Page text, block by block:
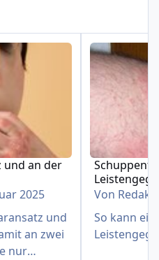
FolieFolie
an der Hand
und an der
2025
und
an zwei
nur
Von
So kann